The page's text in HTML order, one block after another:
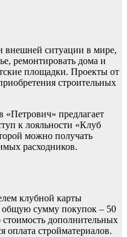
внешней ситуации в мире,
ремонтировать дома и
площадки. Проекты от
строительных
«Петрович» предлагает
к лояльности «Клуб
можно получать
расходников.
клубной карты
общую сумму покупок – 50
дополнительных
оплата стройматериалов.